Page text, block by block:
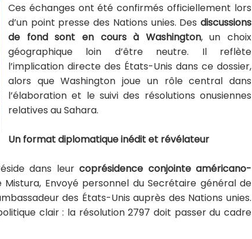
Ces échanges ont été confirmés officiellement lors
d’un point presse des Nations unies. Des discussions
de fond sont en cours à Washington, un choix
géographique loin d’être neutre. Il reflète
l’implication directe des États-Unis dans ce dossier,
alors que Washington joue un rôle central dans
l’élaboration et le suivi des résolutions onusiennes
relatives au Sahara.
Un format diplomatique inédit et révélateur
dans leur coprésidence conjointe américano-
Mistura, Envoyé personnel du Secrétaire général de
des États-Unis auprès des Nations unies.
clair : la résolution 2797 doit passer du cadre